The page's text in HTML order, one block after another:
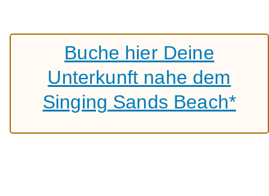
Buche hier Deine
Unterkunft nahe dem
Singing Sands Beach*